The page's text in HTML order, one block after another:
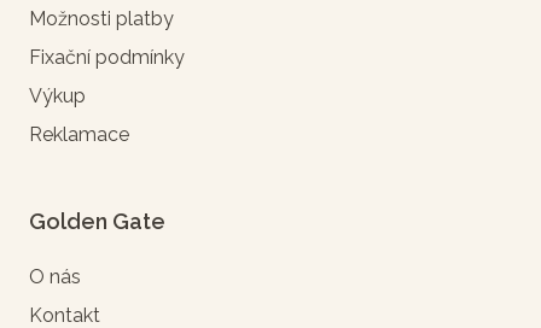
Možnosti platby
Fixační podmínky
Výkup
Reklamace
Golden Gate
O nás
Kontakt